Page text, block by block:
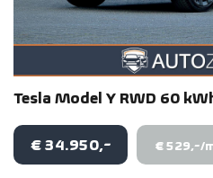
Tesla Model Y RWD 60
€ 34.950,- € 529,-/